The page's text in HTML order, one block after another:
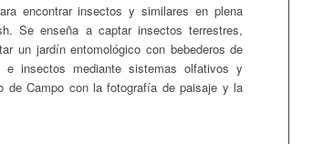
encontrar insectos y similares en plena
Se enseña a captar insectos terrestres,
un jardín entomológico con bebederos de
e insectos mediante sistemas olfativos y
de Campo con la fotografía de paisaje y la